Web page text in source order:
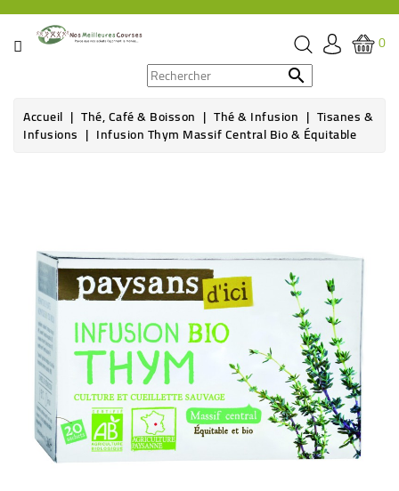
CATÉGORIE
ÉPICERIE
HYGIÈNE
SOINS
SANTÉ
BIEN-
ÊTRE
BÉBÉ
CULTUREL
0

Accueil Thé, Café & Boisson Thé & Infusion Tisanes &
Infusions Infusion Thym Massif Central Bio & Équitable